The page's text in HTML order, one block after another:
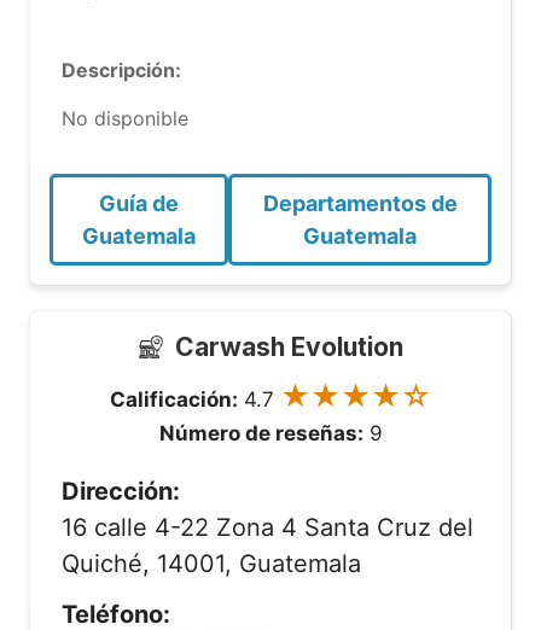
Descripción:
No disponible
Guía de
Guatemala
Departamentos de
Guatemala
Carwash Evolution
Calificación: 4.7 ★★★★☆
Número de reseñas: 9
Dirección:
16 calle 4-22 Zona 4 Santa Cruz del
Quiché, 14001, Guatemala
Teléfono: